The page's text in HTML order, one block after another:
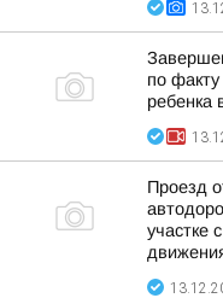
по
ребенка
Проезд
участке